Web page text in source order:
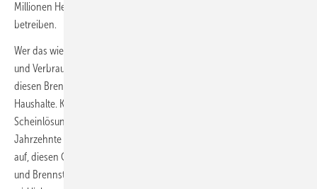
Millionen Heizungen in Deutschland mit diesen Optionen zu
betreiben.
Wer das wie die FDP vorantreibt, ist unehrlich zu Verbraucherinnen
und Verbrauchern, kreiert enorme Engpässe in der Versorgung mit
diesen Brennstoffen und damit unkalkulierbare Kostenrisiken für die
Haushalte. Klimapolitisch droht die mangelnde Verfügbarkeit dieser
Scheinlösungen die fossile Abhängigkeit im Wärmesektor über
Jahrzehnte zu verlängern. Wir fordern die Bundesregierung deshalb
auf, diesen Gesetzesentwurf der wissenschaftlichen Unmöglichkeiten
und Brennstoff-Märchen umgehend zurückzuziehen und Klarheit zu